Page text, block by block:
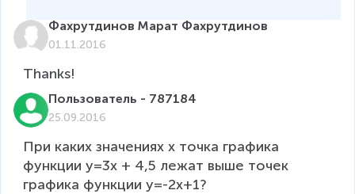
Фахрутдинов Марат Фахрутдинов
01.11.2016
Thanks!
Пользователь - 787184
25.09.2016
При каких значениях x точка графика
функции y=3х + 4,5 лежат выше точек
графика функции y=-2х+1?